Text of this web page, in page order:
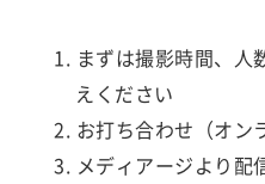
まずは撮影時間、人
えください
お打ち合わせ（オン
メディアージより配